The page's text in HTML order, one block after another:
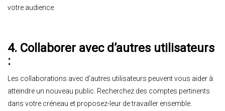
votre audience.
4. Collaborer avec d’autres utilisateurs
:
Les collaborations avec d’autres utilisateurs peuvent vous aider à
atteindre un nouveau public. Recherchez des comptes pertinents
dans votre créneau et proposez-leur de travailler ensemble.